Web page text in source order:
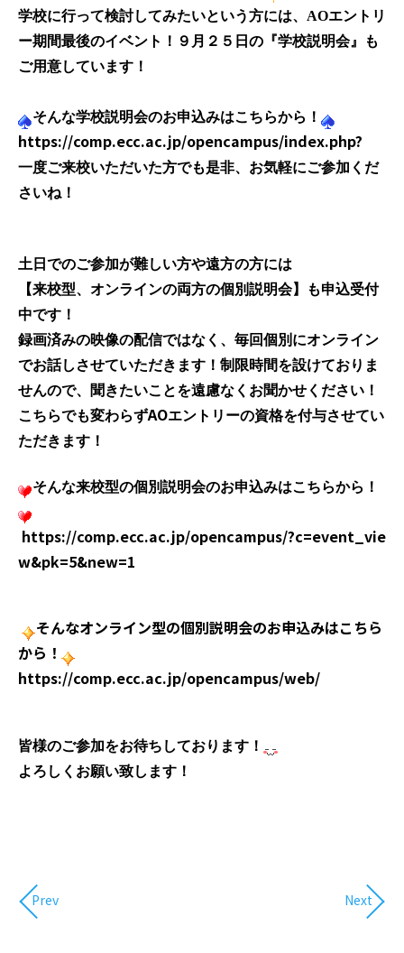
学校に行って検討してみたいという方には、AOエントリ
ー期間最後のイベント！９月２５日の『学校説明会』も
ご用意しています！
そんな学校説明会のお申込みはこちらから！
https://comp.ecc.ac.jp/opencampus/index.php?
一度ご来校いただいた方でも是非、お気軽にご参加くだ
さいね！
土日でのご参加が難しい方や遠方の方には
【来校型、オンラインの両方の個別説明会】も申込受付
中です！
録画済みの映像の配信ではなく、毎回個別にオンライン
でお話しさせていただきます！制限時間を設けておりま
せんので、聞きたいことを遠慮なくお聞かせください！
こちらでも変わらずAOエントリーの資格を付与させてい
ただきます！
そんな来校型の個別説明会のお申込みはこちらから！
https://comp.ecc.ac.jp/opencampus/?c=event_vie
w&pk=5&new=1
そんなオンライン型の個別説明会のお申込みはこちら
から！
https://comp.ecc.ac.jp/opencampus/web/
皆様のご参加をお待ちしております！
よろしくお願い致します！
Prev Next